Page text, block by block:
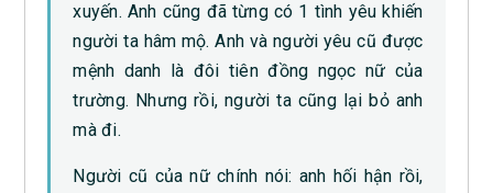
xuyến. Anh cũng đã từng có 1 tình yêu khiến
người ta hâm mộ. Anh và người yêu cũ được
mệnh danh là đôi tiên đồng ngọc nữ của
trường. Nhưng rồi, người ta cũng lại bỏ anh
mà đi.
Người cũ của nữ chính nói: anh hối hận rồi,